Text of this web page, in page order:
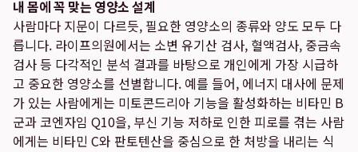
내 몸에 꼭 맞는 영양소 설계
사람마다 지문이 다르듯, 필요한 영양소의 종류와 양도 모두 다
릅니다. 라이프의원에서는 소변 유기산 검사, 혈액검사, 중금속
검사 등 다각적인 분석 결과를 바탕으로 개인에게 가장 시급하
고 중요한 영양소를 선별합니다. 예를 들어, 에너지 대사에 문제
가 있는 사람에게는 미토콘드리아 기능을 활성화하는 비타민 B
군과 코엔자임 Q10을, 부신 기능 저하로 인한 피로를 겪는 사람
에게는 비타민 C와 판토텐산을 중심으로 한 처방을 내리는 식